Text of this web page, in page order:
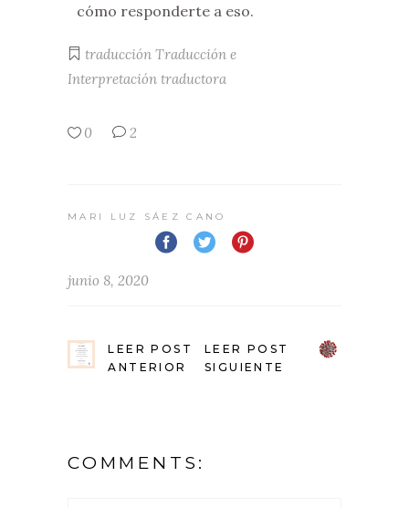
cómo responderte a eso.
traducción Traducción e
Interpretación traductora
0 2
MARI LUZ SÁEZ CANO
junio 8, 2020
LEER POST
ANTERIOR
LEER POST
SIGUIENTE
COMMENTS: